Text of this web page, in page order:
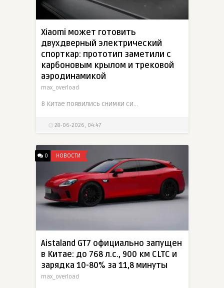
Xiaomi может готовить
двухдверный электрический
спорткар: прототип заметили с
карбоновым крылом и трековой
аэродинамикой
max_overload
В Китае появились снимки сильно замаскированного двухдверного электрического спорткара, который связывают с Xiaomi. Официального подтверждения нет, но силуэт, задняя световая подпись и трековые
28-06-2026, 04:47
0 НОВОСТИ
Aistaland GT7 официально запущен
в Китае: до 768 л.с., 900 км CLTC и
зарядка 10-80% за 11,8 минуты
max_overload